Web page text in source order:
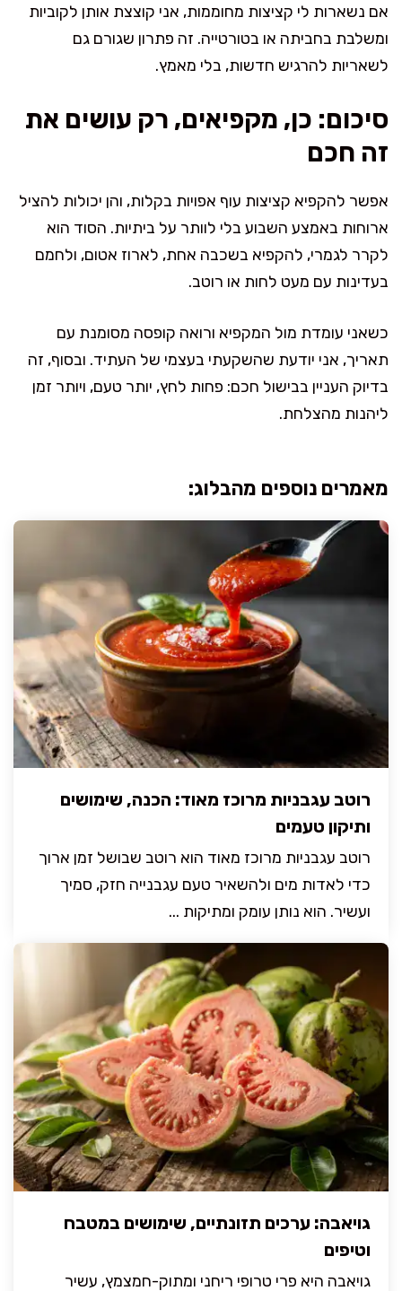
אם נשארות לי קציצות מחוממות, אני קוצצת אותן לקוביות
ומשלבת בחביתה או בטורטייה. זה פתרון שגורם גם
לשאריות להרגיש חדשות, בלי מאמץ.
סיכום: כן, מקפיאים, רק עושים את
זה חכם
אפשר להקפיא קציצות עוף אפויות בקלות, והן יכולות להציל
ארוחות באמצע השבוע בלי לוותר על ביתיות. הסוד הוא
לקרר לגמרי, להקפיא בשכבה אחת, לארוז אטום, ולחמם
בעדינות עם מעט לחות או רוטב.
כשאני עומדת מול המקפיא ורואה קופסה מסומנת עם
תאריך, אני יודעת שהשקעתי בעצמי של העתיד. ובסוף, זה
בדיוק העניין בבישול חכם: פחות לחץ, יותר טעם, ויותר זמן
ליהנות מהצלחת.
מאמרים נוספים מהבלוג:
רוטב עגבניות מרוכז מאוד: הכנה, שימושים
ותיקון טעמים
רוטב עגבניות מרוכז מאוד הוא רוטב שבושל זמן ארוך
כדי לאדות מים ולהשאיר טעם עגבנייה חזק, סמיך
ועשיר. הוא נותן עומק ומתיקות ...
גויאבה: ערכים תזונתיים, שימושים במטבח
וטיפים
גויאבה היא פרי טרופי ריחני ומתוק-חמצמץ, עשיר